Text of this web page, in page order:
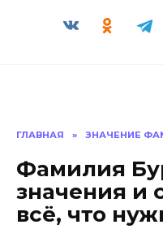
ГЛАВНАЯ » ЗНАЧЕНИЕ
Фамилия
значения и
всё, что